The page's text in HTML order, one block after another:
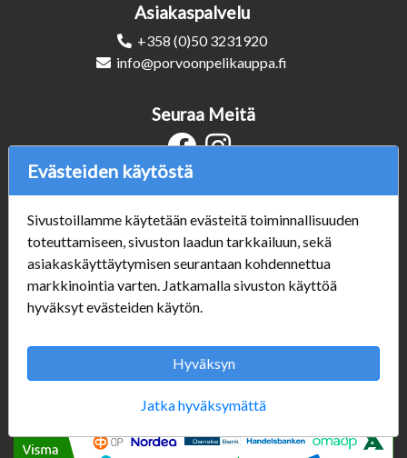
Asiakaspalvelu
+358 (0)50 3231920
info@porvoonpelikauppa.fi
#Yhteiskuntavastuu
#porvoonsithlord
Tilaus- ja toimitusehdot
ALE TUOTTEET
Mannerheiminkatu 10
Seuraa Meitä
Evästeiden käytöstä
Sivustoillamme käytetään evästeitä toiminnallisuuden
toteuttamiseen, sivuston laadun tarkkailuun, sekä
asiakaskäyttäytymisen seurantaan kohdennettua
markkinointia varten. Jatkamalla sivuston käyttöä
hyväksyt evästeiden käytön.
Hyväksyn
Jatka hyväksymättä